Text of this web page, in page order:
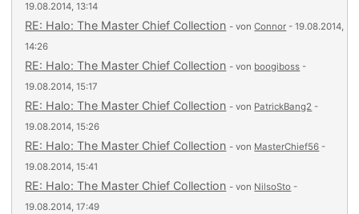
19.08.2014, 13:14
RE: Halo: The Master Chief Collection - vonConnor - 19.08.2014,
14:26
RE: Halo: The Master Chief Collection - von boogiboss -
19.08.2014, 15:17
RE: Halo: The Master Chief Collection - von PatrickBang2 -
19.08.2014, 15:26
RE: Halo: The Master Chief Collection - von MasterChief56 -
19.08.2014, 15:41
RE: Halo: The Master Chief Collection - von NilsoSto -
19.08.2014, 17:49